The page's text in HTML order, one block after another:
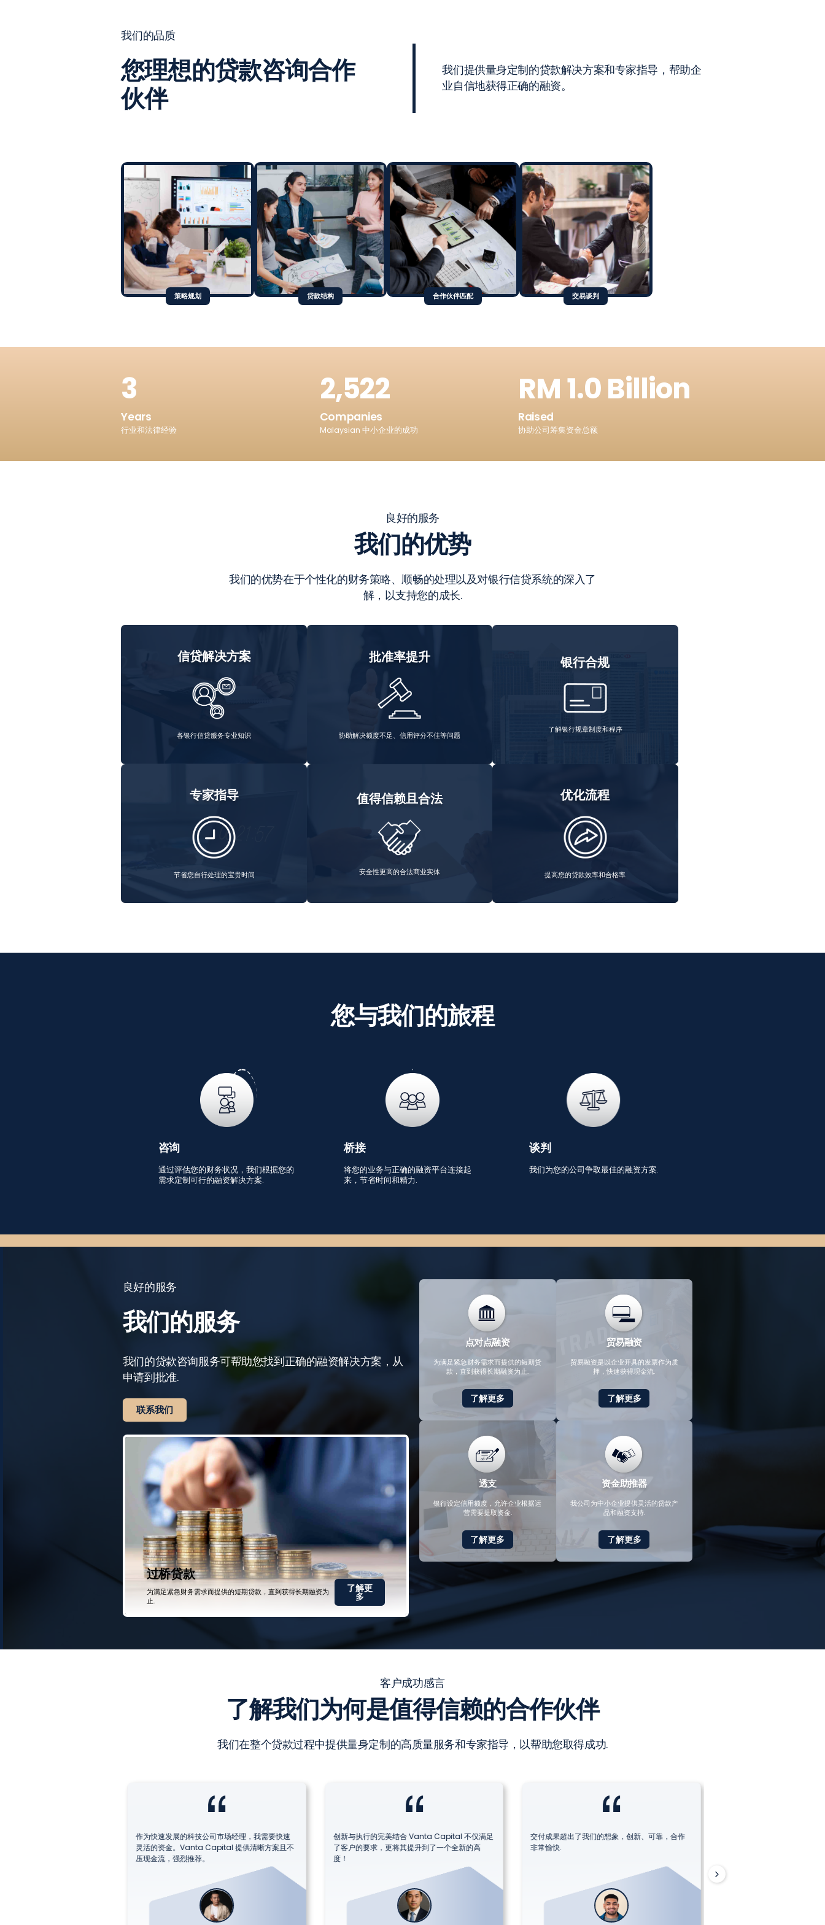
我们的品质
您理想的贷款咨询合作
伙伴
我们提供量身定制的贷款解决方案和专家指导，帮助企
业自信地获得正确的融资。
策略规划 贷款结构 合作伙伴匹配 交易谈判
5
Years
行业和法律经验
3,793
Companies
Malaysian 中小企业的成功
RM 1.5 Billion
Raised
协助公司筹集资金总额
良好的服务
我们的优势
我们的优势在于个性化的财务策略、顺畅的处理以及对银行信贷系统的深入了
解，以支持您的成长.
信贷解决方案
各银行信贷服务专业知识
批准率提升
协助解决额度不足、信用评分不佳等问题
银行合规
了解银行规章制度和程序
专家指导
节省您自行处理的宝贵时间
值得信赖且合法
安全性更高的合法商业实体
优化流程
提高您的贷款效率和合格率
您与我们的旅程
咨询
通过评估您的财务状况，我们根据您的
需求定制可行的融资解决方案.
桥接
将您的业务与正确的融资平台连接起
来，节省时间和精力.
谈判
我们为您的公司争取最佳的融资方案.
良好的服务
我们的服务
我们的贷款咨询服务可帮助您找到正确的融资解决方案，从
申请到批准.
联系我们
过桥贷款
为满足紧急财务需求而提供的短期贷款，直到获得长期融资为
止.
了解更
多
点对点融资
为满足紧急财务需求而提供的短期贷
款，直到获得长期融资为止.
了解更多
贸易融资
贸易融资是以企业开具的发票作为质
押，快速获得现金流.
了解更多
透支
银行设定信用额度，允许企业根据运
营需要提取资金.
了解更多
资金助推器
我公司为中小企业提供灵活的贷款产
品和融资支持.
了解更多
客户成功感言
了解我们为何是值得信赖的合作伙伴
我们在整个贷款过程中提供量身定制的高质量服务和专家指导，以帮助您取得成功.
作为快速发展的科技公司市场经理，我需要快速
灵活的资金。Vanta Capital 提供清晰方案且不
压现金流，强烈推荐。
创新与执行的完美结合 Vanta Capital 不仅满足
了客户的要求，更将其提升到了一个全新的高
度！
交付成果超出了我们的想象，创新、可靠，合作
非常愉快.